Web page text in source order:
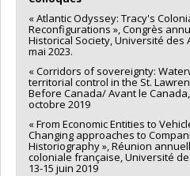
« Atlantic Odyssey: Tracy's
Reconfigurations », Congrès
Historical Society, Université des
mai 2023.
« Corridors of sovereignty:
territorial control in the St.
Before Canada/ Avant le
octobre 2019
« From Economic Entities to
Changing approaches to
Historiography », Réunion
coloniale française, Université
13-15 juin 2019